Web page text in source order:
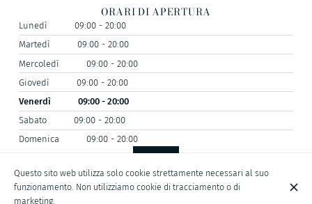
ORARI DI APERTURA
Lunedì
09:00 - 20:00
Martedì
09:00 - 20:00
Mercoledì
09:00 - 20:00
Giovedì
09:00 - 20:00
Venerdì
09:00 - 20:00
Sabato
09:00 - 20:00
Domenica
09:00 - 20:00
Questo sito web utilizza solo cookie strettamente necessari al suo
funzionamento. Non utilizziamo cookie di tracciamento o di
marketing.